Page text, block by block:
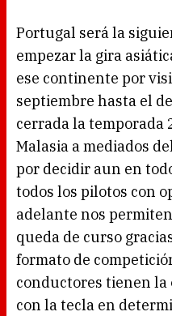
Portugal será la
empezar la gira
ese continente por
septiembre hasta el
cerrada la temporada
Malasia a mediados
por decidir aun en
todos los pilotos con
adelante nos
queda de curso
formato de
conductores tienen la
con la tecla en